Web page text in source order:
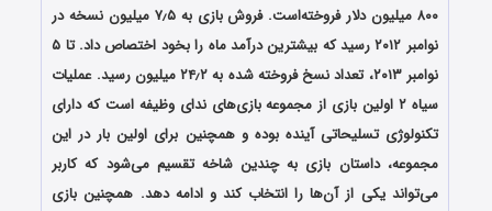
۸۰۰ میلیون دلار فروخته‌است. فروش بازی به ۷٫۵ میلیون نسخه در
نوامبر ۲۰۱۲ رسید که بیشترین درآمد ماه را بخود اختصاص داد. تا ۵
نوامبر ۲۰۱۳، تعداد نسخ فروخته شده به ۲۴٫۲ میلیون رسید. عملیات
سیاه ۲ اولین بازی از مجموعه بازی‌های ندای وظیفه است که دارای
تکنولوژی تسلیحاتی آینده بوده و همچنین برای اولین بار در این
مجموعه، داستان بازی به چندین شاخه تقسیم می‌شود که کاربر
می‌تواند یکی از آن‌ها را انتخاب کند و ادامه دهد. همچنین بازی